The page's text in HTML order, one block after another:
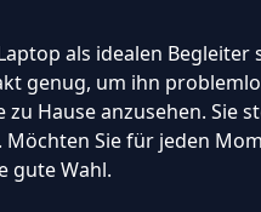
als idealen Begleiter
genug, um ihn
Hause anzusehen. Sie
Sie für jeden
gute Wahl.